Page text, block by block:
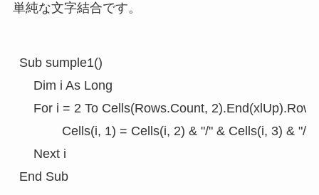
単純な文字結合です。
Sub sumple1()
    Dim i As Long
    For i = 2 To Cells(Rows.Count, 2).End(xlUp).Row
Cells(i, 1) = Cells(i, 2) & "/" & Cells(i, 3) &
    Next i
End Sub